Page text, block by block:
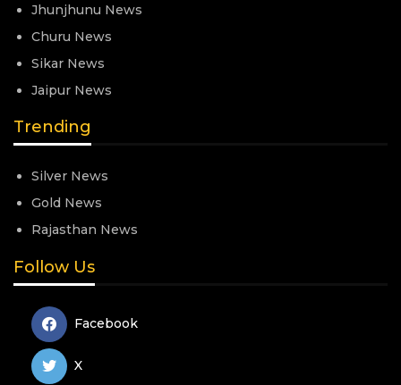
Jhunjhunu News
Churu News
Sikar News
Jaipur News
Trending
Silver News
Gold News
Rajasthan News
Follow Us
Facebook
X